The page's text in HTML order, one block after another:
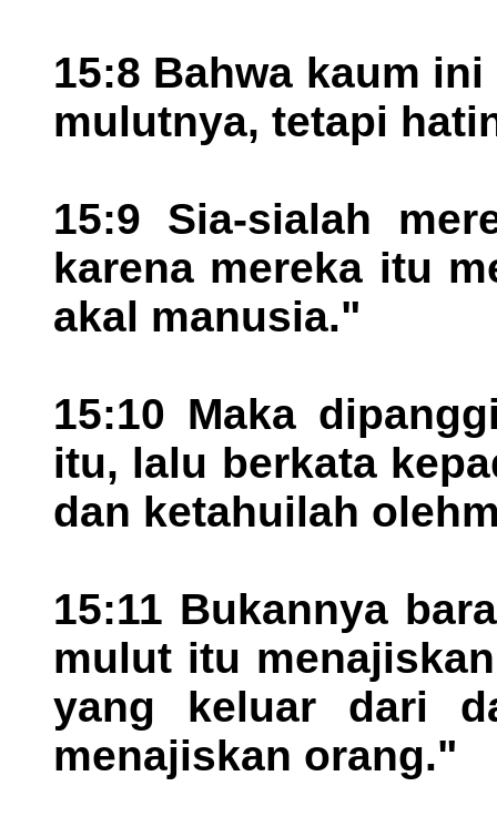
15:8 Bahwa kaum
mulutnya, tetapi
15:9 Sia-sialah
karena mereka itu
akal manusia."
15:10 Maka
itu, lalu berkata
dan ketahuilah
15:11 Bukannya
mulut itu
yang keluar dari
menajiskan orang."